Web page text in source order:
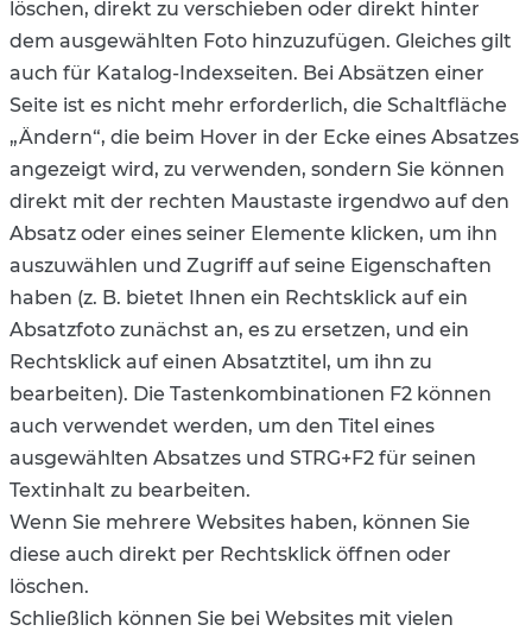
löschen, direkt zu verschieben oder direkt hinter
dem ausgewählten Foto hinzuzufügen. Gleiches gilt
auch für Katalog-Indexseiten. Bei Absätzen einer
Seite ist es nicht mehr erforderlich, die Schaltfläche
„Ändern“, die beim Hover in der Ecke eines Absatzes
angezeigt wird, zu verwenden, sondern Sie können
direkt mit der rechten Maustaste irgendwo auf den
Absatz oder eines seiner Elemente klicken, um ihn
auszuwählen und Zugriff auf seine Eigenschaften
haben (z. B. bietet Ihnen ein Rechtsklick auf ein
Absatzfoto zunächst an, es zu ersetzen, und ein
Rechtsklick auf einen Absatztitel, um ihn zu
bearbeiten). Die Tastenkombinationen F2 können
auch verwendet werden, um den Titel eines
ausgewählten Absatzes und STRG+F2 für seinen
Textinhalt zu bearbeiten.
Wenn Sie mehrere Websites haben, können Sie
diese auch direkt per Rechtsklick öffnen oder
löschen.
Schließlich können Sie bei Websites mit vielen